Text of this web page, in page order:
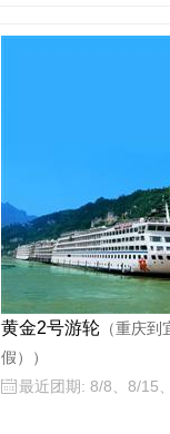
黄金2号游轮 （重庆
假））
 最近团期: 8/8、8/15